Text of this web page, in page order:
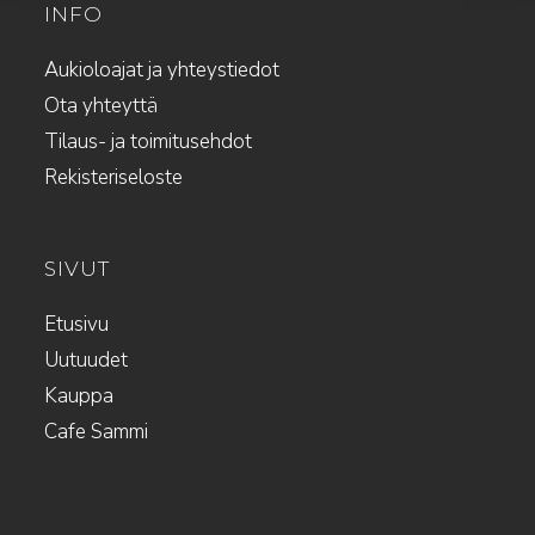
INFO
Aukioloajat ja yhteystiedot
Ota yhteyttä
Tilaus- ja toimitusehdot
Rekisteriseloste
SIVUT
Etusivu
Uutuudet
Kauppa
Cafe Sammi